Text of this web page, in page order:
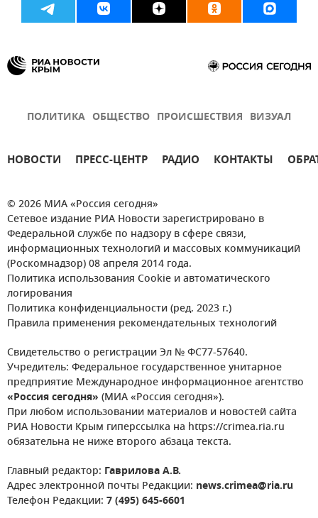
ПОЛИТИКА ОБЩЕСТВО ПРОИСШЕСТВИЯ ВИЗУАЛ
НОВОСТИ ПРЕСС-ЦЕНТР РАДИО КОНТАКТЫ
© 2026 МИА «Россия сегодня»
Сетевое издание РИА Новости зарегистрировано в
Федеральной службе по надзору в сфере связи,
информационных технологий и массовых коммуникаций
(Роскомнадзор) 08 апреля 2014 года.
Политика использования Cookie и автоматического
логирования
Политика конфиденциальности (ред. 2023 г.)
Правила применения рекомендательных технологий
Свидетельство о регистрации Эл № ФС77-57640.
Учредитель: Федеральное государственное унитарное
предприятие Международное информационное агентство
«Россия сегодня» (МИА «Россия сегодня»).
При любом использовании материалов и новостей сайта
РИА Новости Крым гиперссылка на https://crimea.ria.ru
обязательна не ниже второго абзаца текста.
Главный редактор: Гаврилова А.В.
Адрес электронной почты Редакции: news.crimea@ria.ru
Телефон Редакции: 7 (495) 645-6601